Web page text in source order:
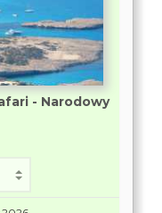
- Narodowy